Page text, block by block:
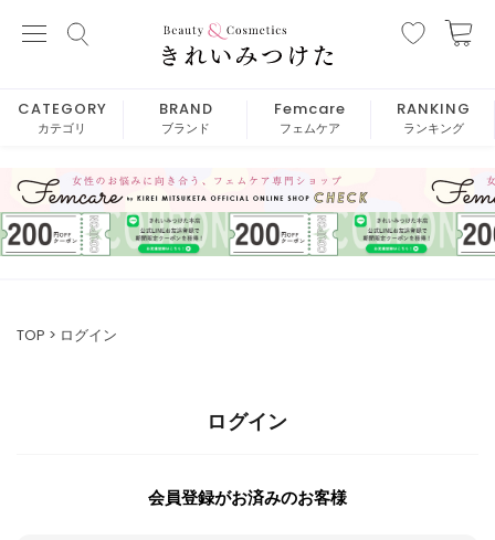
CATEGORY
カテゴリ
BRAND
ブランド
Femcare
フェムケア
RANKING
ランキング
TOP ログイン
ログイン
会員登録がお済みのお客様